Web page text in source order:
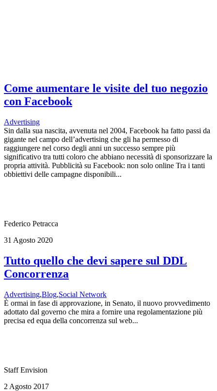
Come aumentare le visite del tuo negozio
con Facebook
Advertising
Sin dalla sua nascita, avvenuta nel 2004, Facebook ha fatto passi da
gigante nel campo dell’advertising che gli ha permesso di
raggiungere nel corso degli anni un successo sempre più
significativo tra tutti coloro che abbiano necessità di sponsorizzare la
propria attività. Pubblicità su Facebook: non solo online Tra i tanti
obbiettivi delle campagne disponibili...
Federico Petracca
31 Agosto 2020
Tutto quello che devi sapere sul DDL
Concorrenza
Advertising,Blog,Social Network
È ormai in fase di approvazione, in Senato, il nuovo provvedimento
adottato dal governo che mira a fornire una regolamentazione più
precisa ed equa della concorrenza sul web...
Staff Envision
2 Agosto 2017